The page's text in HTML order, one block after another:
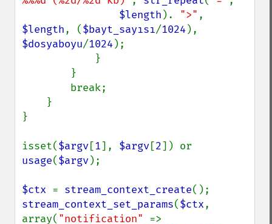
$length ). ">"
$length, ($bayt_sayısı/1024
$dosyaboyu/1024 );
}
isset($argv[1], $argv[2
usage($argv);
$ctx = stream_context_create
stream_context_set_params($ctx,
array( "notification"